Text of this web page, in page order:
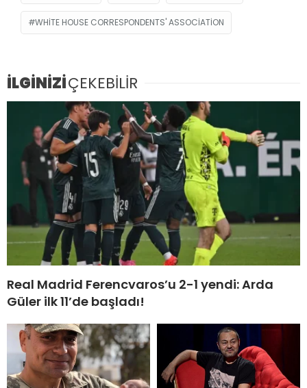
WHITE HOUSE CORRESPONDENTS' ASSOCIATION
İLGİNİZİÇEKEBİLİR
Real Madrid Ferencvaros’u 2-1 yendi: Arda
Güler ilk 11’de başladı!